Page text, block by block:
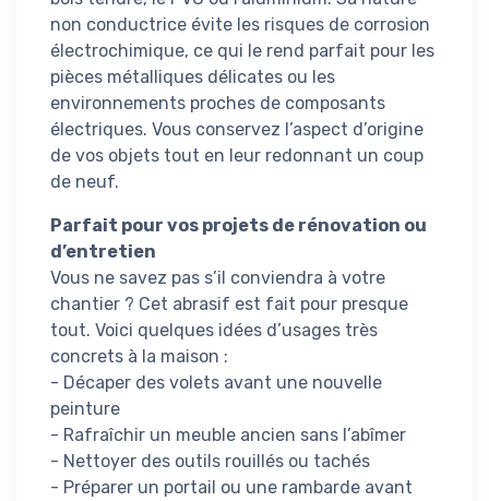
non conductrice évite les risques de corrosion
électrochimique, ce qui le rend parfait pour les
pièces métalliques délicates ou les
environnements proches de composants
électriques. Vous conservez l’aspect d’origine
de vos objets tout en leur redonnant un coup
de neuf.
Parfait pour vos projets de rénovation ou
d’entretien
Vous ne savez pas s’il conviendra à votre
chantier ? Cet abrasif est fait pour presque
tout. Voici quelques idées d’usages très
concrets à la maison :
- Décaper des volets avant une nouvelle
peinture
- Rafraîchir un meuble ancien sans l’abîmer
- Nettoyer des outils rouillés ou tachés
- Préparer un portail ou une rambarde avant